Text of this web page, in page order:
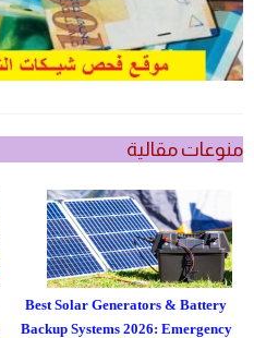
منوعات مقالية
Best Solar Generators & Battery
Backup Systems 2026: Emergency